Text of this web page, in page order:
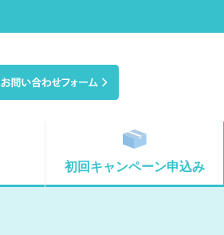
初回キャンペーン申込み